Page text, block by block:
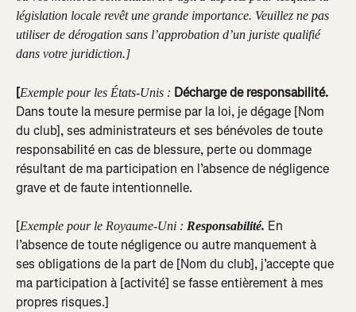
législation locale revêt une grande importance. Veuillez ne pas
utiliser de dérogation sans l’approbation d’un juriste qualifié
dans votre juridiction.]
[Exemple pour les États-Unis : Décharge de responsabilité.
Dans toute la mesure permise par la loi, je dégage [Nom
du club], ses administrateurs et ses bénévoles de toute
responsabilité en cas de blessure, perte ou dommage
résultant de ma participation en l’absence de négligence
grave et de faute intentionnelle.
[Exemple pour le Royaume-Uni : Responsabilité. En
l’absence de toute négligence ou autre manquement à
ses obligations de la part de [Nom du club], j’accepte que
ma participation à [activité] se fasse entièrement à mes
propres risques.]